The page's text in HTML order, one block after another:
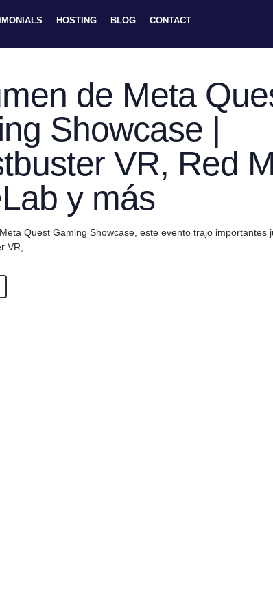
HOSTING BLOG CONTACT
de Meta
Showcase |
VR, Red
y más
Quest Gaming Showcase, este evento trajo importantes
VR, ...